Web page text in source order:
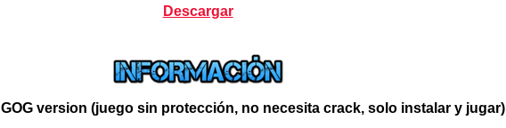
Descargar
GOG version (juego sin protección, no necesita crack, solo instalar y jugar)